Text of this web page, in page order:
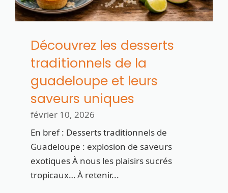
Découvrez les desserts
traditionnels de la
guadeloupe et leurs
saveurs uniques
février 10, 2026
En bref : Desserts traditionnels de
Guadeloupe : explosion de saveurs
exotiques À nous les plaisirs sucrés
tropicaux… À retenir...